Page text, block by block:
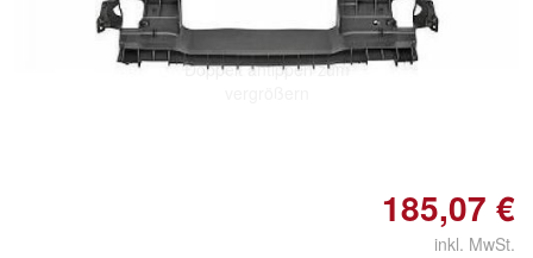
Doppelt antippen zum
185,07 €
inkl. MwSt.